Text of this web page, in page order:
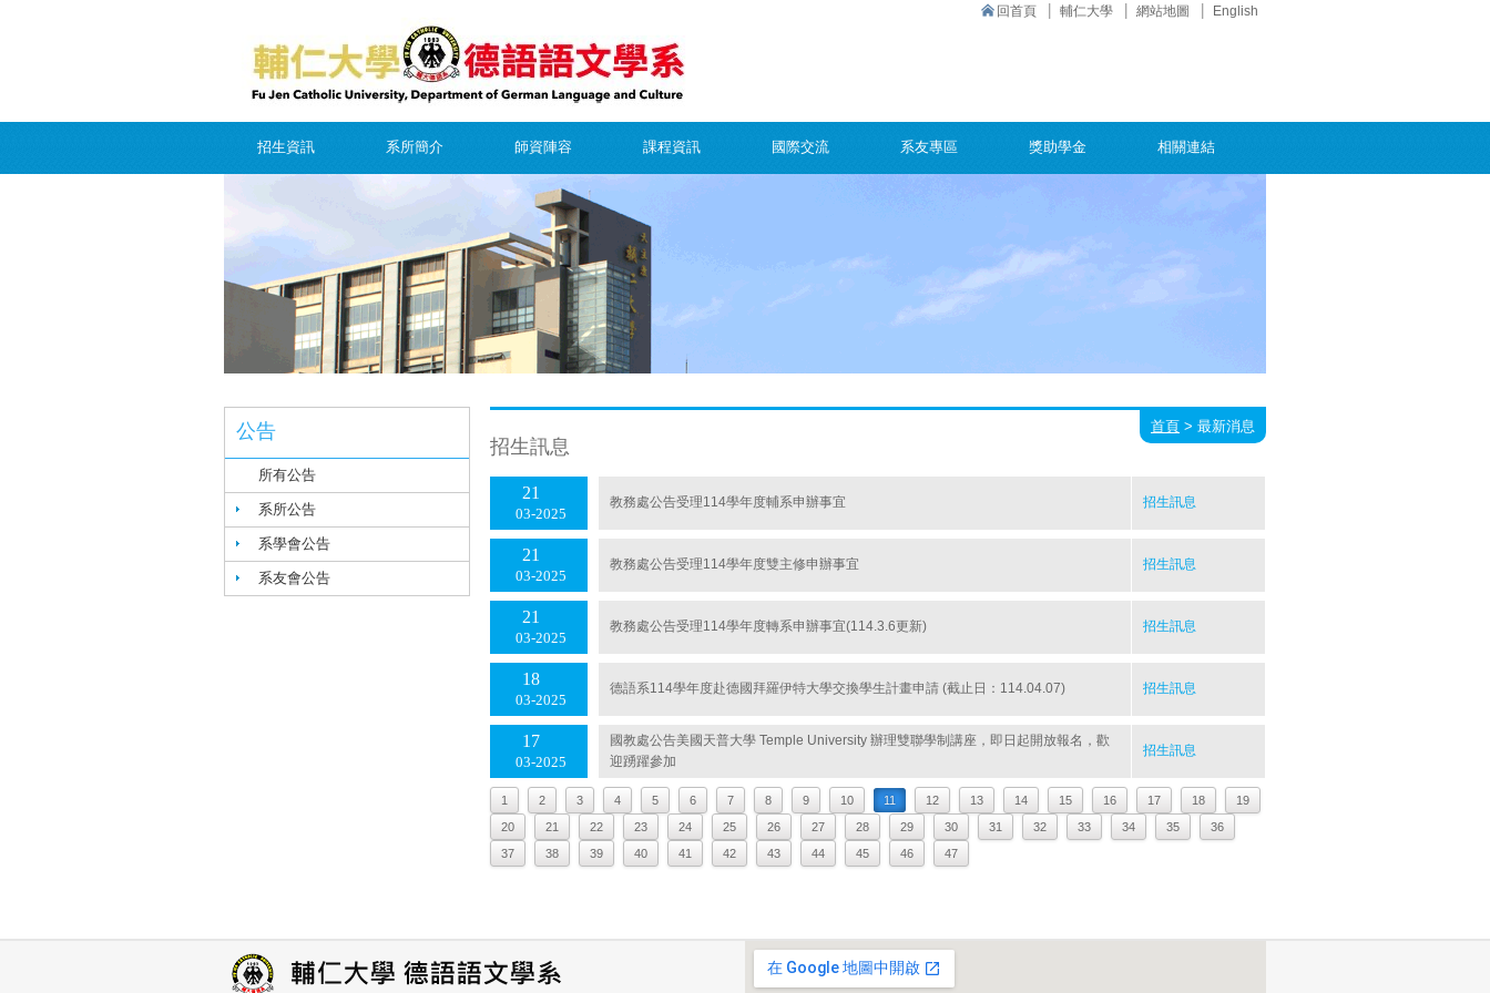
回首頁 輔仁大學 網站地圖 English
招生資訊 系所簡介 師資陣容 課程資訊 國際交流 系友專區 獎助學金 相關連結
公告
所有公告
系所公告
系學會公告
系友會公告
招生訊息
首頁 > 最新消息
03 2025
21 教務處公告受理114學年度輔系申辦事宜 招生訊息
03 2025
21 教務處公告受理114學年度雙主修申辦事宜 招生訊息
03 2025
21 教務處公告受理114學年度轉系申辦事宜(114.3.6更新) 招生訊息
03 2025
18 德語系114學年度赴德國拜羅伊特大學交換學生計畫申請 (截止日：114.04.07) 招生訊息
03 2025
17
國教處公告美國天普大學 Temple University 辦理雙聯學制講座，即日起開放報名，歡
迎踴躍參加
招生訊息
1 2 3 4 5 6 7 8 9 10 11 12 13 14 15 16 17 18
19
20
21 22 23 24 25 26 27 28 29 30 31 32 33 34 35
36
37
38 39 40 41 42 43 44 45 46 47